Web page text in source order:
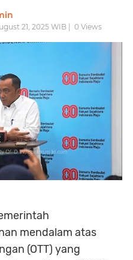
21, 2025 WIB | 0Views
mendalam atas
(OTT) yang